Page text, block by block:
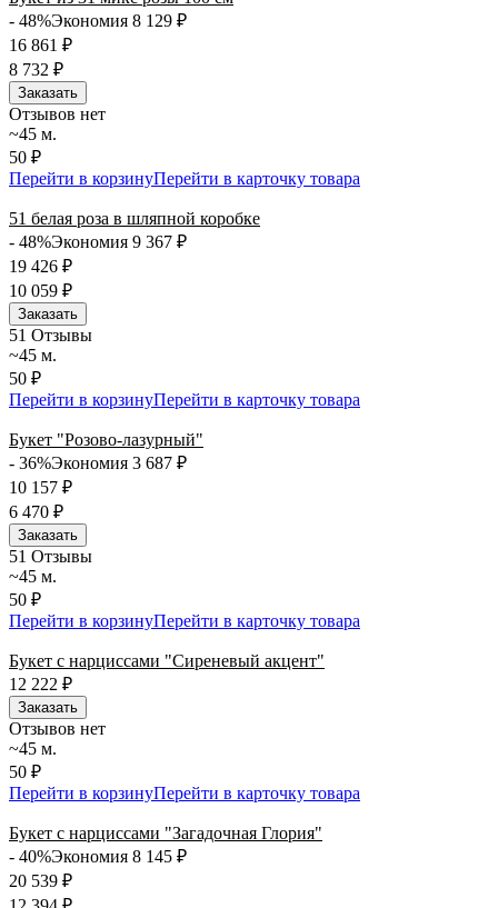
- 48%Экономия 8 129 ₽
16 861 ₽
8 732 ₽
Заказать
Отзывов нет
~45 м.
50 ₽
Перейти в корзинуПерейти в карточку товара
51 белая роза в шляпной коробке
- 48%Экономия 9 367 ₽
19 426 ₽
10 059 ₽
Заказать
51 Отзывы
~45 м.
50 ₽
Перейти в корзинуПерейти в карточку товара
Букет "Розово-лазурный"
- 36%Экономия 3 687 ₽
10 157 ₽
6 470 ₽
Заказать
51 Отзывы
~45 м.
50 ₽
Перейти в корзинуПерейти в карточку товара
Букет с нарциссами "Сиреневый акцент"
12 222 ₽
Заказать
Отзывов нет
~45 м.
50 ₽
Перейти в корзинуПерейти в карточку товара
Букет с нарциссами "Загадочная Глория"
- 40%Экономия 8 145 ₽
20 539 ₽
₽